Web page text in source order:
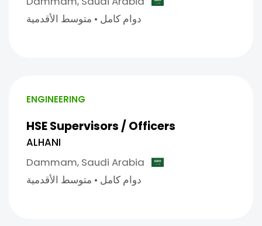
دوام كامل • متوسط الأقدمية
ENGINEERING
HSE Supervisors / Officers
ALHANI
Dammam, Saudi Arabia
دوام كامل • متوسط الأقدمية